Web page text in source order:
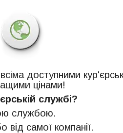
доступними
цінами!
службі?
службою.
від самої компанії.